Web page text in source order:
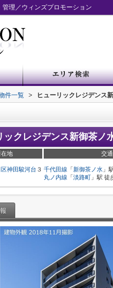
理／ウィンズプロモーション
件一覧 > ヒューリックレジデンス
ックレジデンス新御茶ノ
在地 交通
神田駿河台 ３ 千代田線 「 新御茶ノ水 」
丸ノ内線 「 淡路町 」駅 徒